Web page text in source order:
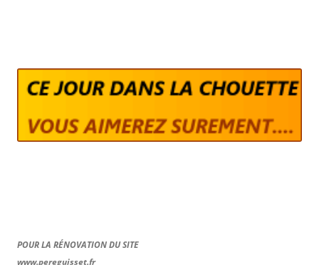
POUR LA RÉNOVATION DU SITE
www.pereguisset.fr